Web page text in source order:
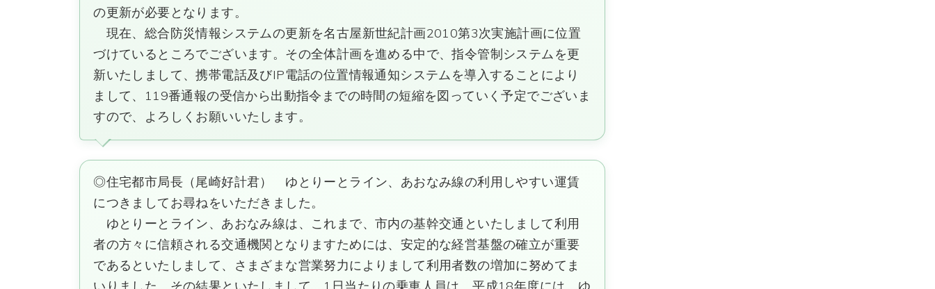
の更新が必要となります。
現在、総合防災情報システムの更新を名古屋新世紀計画2010第3次実施計画に位置
づけているところでございます。その全体計画を進める中で、指令管制システムを更
新いたしまして、携帯電話及びIP電話の位置情報通知システムを導入することにより
まして、119番通報の受信から出動指令までの時間の短縮を図っていく予定でございま
すので、よろしくお願いいたします。
◎住宅都市局長（尾崎好計君） ゆとりーとライン、あおなみ線の利用しやすい運賃
につきましてお尋ねをいただきました。
ゆとりーとライン、あおなみ線は、これまで、市内の基幹交通といたしまして利用
者の方々に信頼される交通機関となりますためには、安定的な経営基盤の確立が重要
であるといたしまして、さまざまな営業努力によりまして利用者数の増加に努めてま